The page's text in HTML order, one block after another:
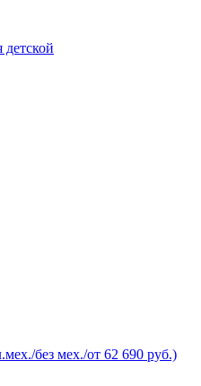
без мех./от 62 690 руб.)